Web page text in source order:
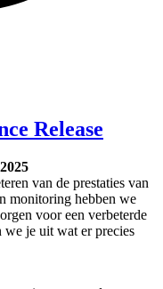
Release
van de prestaties van
monitoring hebben we
voor een verbeterde
we je uit wat er precies